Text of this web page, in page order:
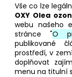
Vše co lze
OXY Olea
webu našeho
stránce "O
publikované
prostředí, v
doplňovat
menu na titulní